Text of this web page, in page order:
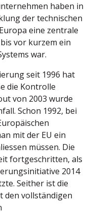
haben in
der technischen
eine zentrale
vor kurzem ein
war.
seit 1996 hat
die Kontrolle
von 2003 wurde
Schon 1992, bei
mit der EU ein
müssen. Die
fortgeschritten, als
2014
Seither ist die
den vollständigen